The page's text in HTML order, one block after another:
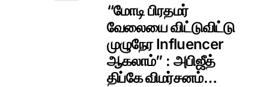
“மோடி பிரதமர்
வேலையை விட்டுவிட்டு
முழுநேர Influencer
ஆகலாம்” : அபிஜீத்
திப்கே விமர்சனம்…